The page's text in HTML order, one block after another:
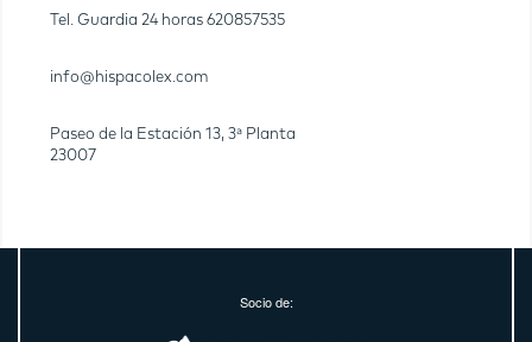
Tel. Guardia 24 horas 620857535
info@hispacolex.com
Paseo de la Estación 13, 3ª Planta
23007
Socio de: